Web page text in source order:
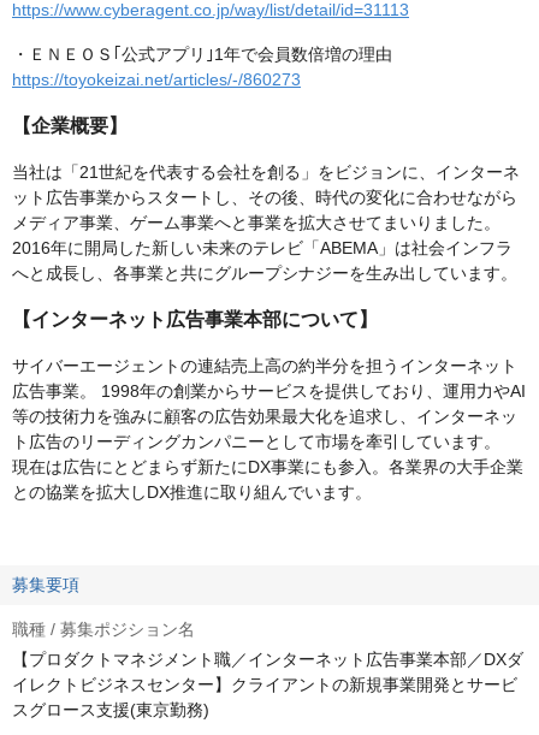
https://www.cyberagent.co.jp/way/list/detail/id=31113
・ＥＮＥＯＳ｢公式アプリ｣1年で会員数倍増の理由
https://toyokeizai.net/articles/-/860273
【企業概要】
当社は「21世紀を代表する会社を創る」をビジョンに、インターネ
ット広告事業からスタートし、その後、時代の変化に合わせながら
メディア事業、ゲーム事業へと事業を拡大させてまいりました。
2016年に開局した新しい未来のテレビ「ABEMA」は社会インフラ
へと成長し、各事業と共にグループシナジーを生み出しています。
【インターネット広告事業本部について】
サイバーエージェントの連結売上高の約半分を担うインターネット
広告事業。 1998年の創業からサービスを提供しており、運用力やAI
等の技術力を強みに顧客の広告効果最大化を追求し、インターネッ
ト広告のリーディングカンパニーとして市場を牽引しています。
現在は広告にとどまらず新たにDX事業にも参入。各業界の大手企業
との協業を拡大しDX推進に取り組んでいます。
募集要項
職種 / 募集ポジション名
【プロダクトマネジメント職／インターネット広告事業本部／DXダ
イレクトビジネスセンター】クライアントの新規事業開発とサービ
スグロース支援(東京勤務)